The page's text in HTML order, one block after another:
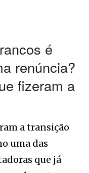
é
renúncia?
fizeram a
a transição
uma das
que já